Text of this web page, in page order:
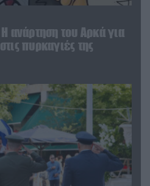
ανάρτηση του Αρκά για
πυρκαγιές της